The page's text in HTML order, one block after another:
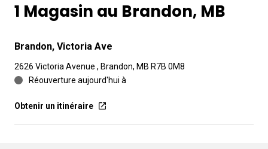
1 Magasin au Brandon, MB
Brandon, Victoria Ave
2626 Victoria Avenue , Brandon, MB R7B 0M8
Réouverture aujourd'hui à
Obtenir un itinéraire